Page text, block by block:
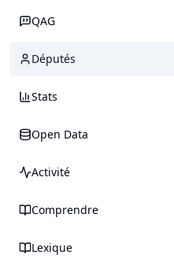
QAG
Députés
Stats
Open Data
Activité
Comprendre
Lexique